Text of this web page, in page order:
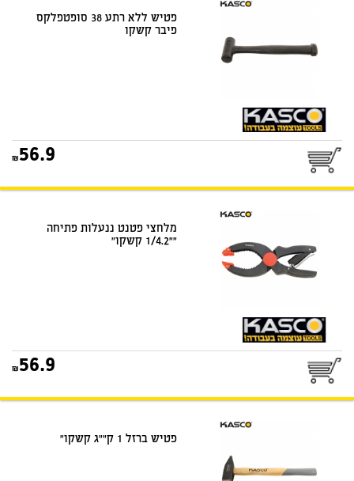
פטיש ללא רתע 38 סופטפלקס
פיבר קשקו
25
56.9
מלחצי פטנט ננעלות פתיחה
""1/4.2 קשקו"
25
56.9
פטיש ברזל 1 ק""ג קשקו"